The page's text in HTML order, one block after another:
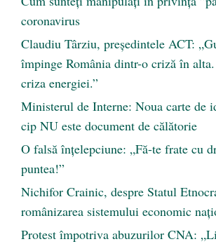
coronavirus
Claudiu Târziu, președintele ACT:
împinge România dintr-o criză în
criza energiei.”
Ministerul de Interne: Noua carte de
cip NU este document de călătorie
O falsă înțelepciune: „Fă-te frate cu
puntea!”
Nichifor Crainic, despre Statul
românizarea sistemului economic
Protest împotriva abuzurilor CNA: